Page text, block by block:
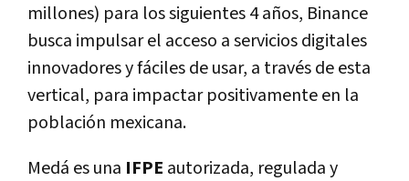
millones) para los siguientes 4 años, Binance
busca impulsar el acceso a servicios digitales
innovadores y fáciles de usar, a través de esta
vertical, para impactar positivamente en la
población mexicana.
Medá es una IFPE autorizada, regulada y